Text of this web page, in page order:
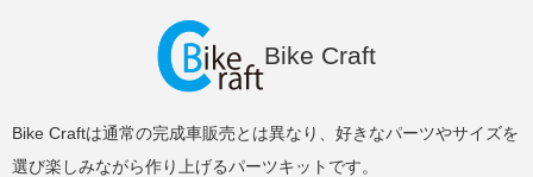
Bike Craft
Bike Craftは通常の完成車販売とは異なり、好きなパーツやサイズを
選び楽しみながら作り上げるパーツキットです。